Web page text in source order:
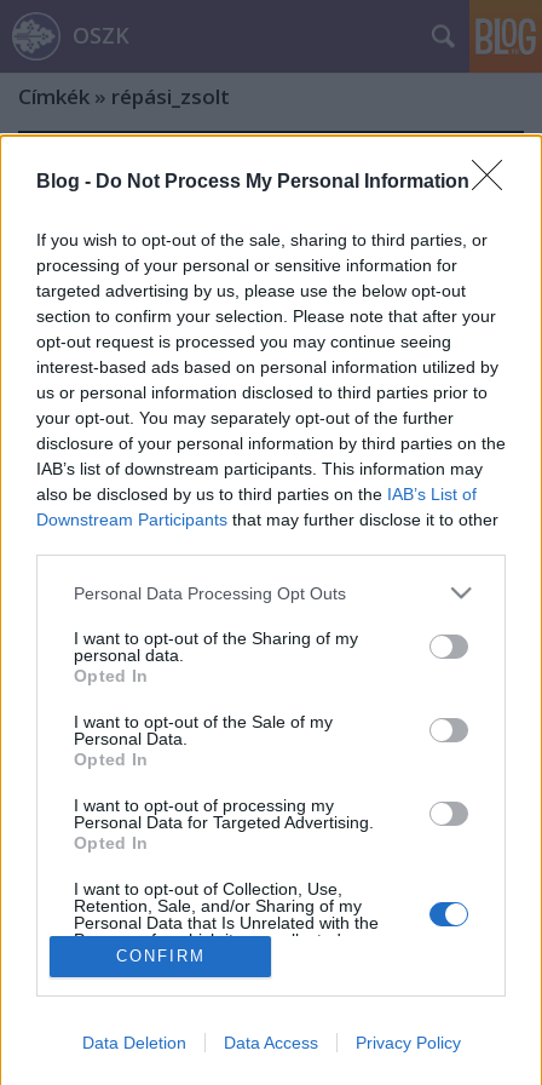
Blog - Do Not Process My Personal Information
If you wish to opt-out of the sale, sharing to third parties, or
processing of your personal or sensitive information for
targeted advertising by us, please use the below opt-out
section to confirm your selection. Please note that after your
opt-out request is processed you may continue seeing
interest-based ads based on personal information utilized by
us or personal information disclosed to third parties prior to
your opt-out. You may separately opt-out of the further
disclosure of your personal information by third parties on the
IAB’s list of downstream participants. This information may
also be disclosed by us to third parties on the IAB’s List of
Downstream Participants that may further disclose it to other
Please note that this website/app uses one or more Google
not limited to your visit or usage behaviour. You may click to
grant or deny consent to Google and its third-party tags to
use your data for below specified purposes in below Google
consent section.
Personal Data Processing Opt Outs
I want to opt-out of the Sharing of my
personal data.
Opted In
I want to opt-out of the Sale of my
Personal Data.
Opted In
I want to opt-out of processing my
Personal Data for Targeted Advertising.
Opted In
I want to opt-out of Collection, Use,
Retention, Sale, and/or Sharing of my
Personal Data that Is Unrelated with the
Purposes for which it was collected.
Opted Out
I want to allow Google to enable storage
CONFIRM
Data Deletion Data Access Privacy Policy
OSZK
Címkék » répási_zsolt
„…egész életművével a nemzeti
magyar örökség szolgálatában állt”
nemzetikonyvtar• 2026. július 06.
Az alábbiakban szemelvényeket adunk közre a
nemrég elhunyt Somogyi Győző, Kossuth-díjas
grafikus-festőművész által illusztrált történelmi
témájú művekből. A Magyar huszárok és a Nagy
huszárkönyv című albumok borítója –
Törzsgyűjtemény Körülbelül másfél éve annak, hogy